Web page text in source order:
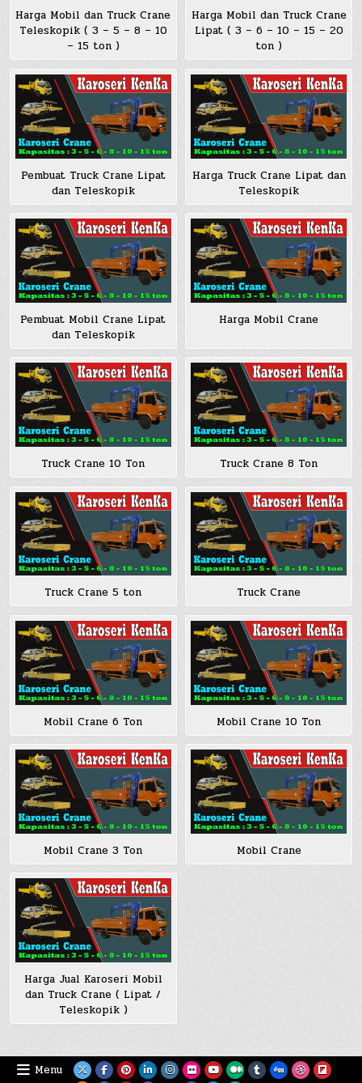
Harga Mobil dan Truck Crane
Teleskopik ( 3 – 5 – 8 – 10
– 15 ton )
Harga Mobil dan Truck Crane
Lipat ( 3 – 6 – 10 – 15 – 20
ton )
Pembuat Truck Crane Lipat
dan Teleskopik
Harga Truck Crane Lipat dan
Teleskopik
Pembuat Mobil Crane Lipat
dan Teleskopik
Harga Mobil Crane
Truck Crane 10 Ton Truck Crane 8 Ton
Truck Crane 5 ton Truck Crane
Mobil Crane 6 Ton Mobil Crane 10 Ton
Mobil Crane 3 Ton Mobil Crane
Harga Jual Karoseri Mobil
dan Truck Crane ( Lipat /
Teleskopik )
Menu